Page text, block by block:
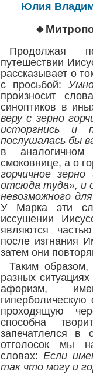
Юлия
Продолжая
путешествии
рассказывает о
с просьбой:
произносит
синоптиков в
веру с зерно
исторгнись и
послушалась бы
в
смоковнице, а о
горчичное
отсюда туда», и
невозможного
У Марка эти
иссушении
являются
после изгнания
затем они
Таким образом,
разных
афоризм,
проходящую
способна
запечатлелся в
отголосок мы
словах: Если
так что могу и